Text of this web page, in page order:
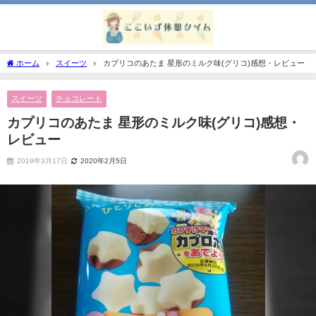
ホーム スイーツ カプリコのあたま 星形のミルク味(グリコ)感想・レビュー
スイーツ チョコレート
カプリコのあたま 星形のミルク味(グリコ)感想・
レビュー
2019年3月17日 2020年2月5日